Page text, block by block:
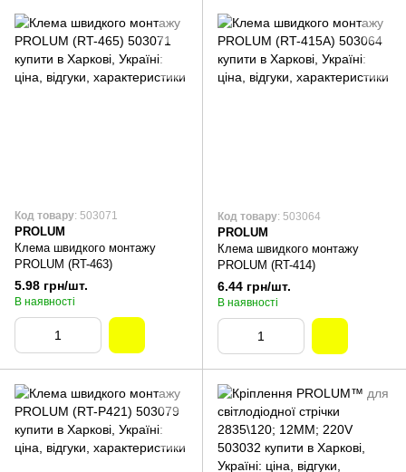
Код товару: 503071
PROLUM
Клема швидкого монтажу
PROLUM (RT-463)
5.98 грн/шт.
В наявності
Код товару: 503064
PROLUM
Клема швидкого монтажу
PROLUM (RT-414)
6.44 грн/шт.
В наявності